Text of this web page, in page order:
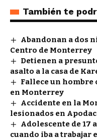
También te
Abandonan a dos
Centro de Monterrey
Detienen a
asalto a la casa de
Fallece un hombre
en Monterrey
Accidente en la
lesionados en
Adolescente de 17
cuando iba a trabajar